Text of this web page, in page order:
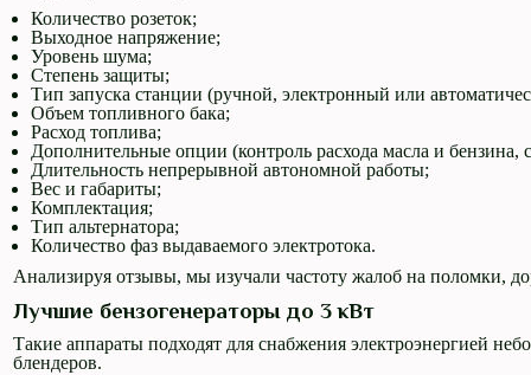
Количество розеток;
Выходное напряжение;
Уровень шума;
Степень защиты;
Тип запуска станции (ручной, электронный или
Объем топливного бака;
Расход топлива;
Дополнительные опции (контроль расхода масла и бензина,
Длительность непрерывной автономной работы;
Вес и габариты;
Комплектация;
Тип альтернатора;
Количество фаз выдаваемого электротока.
Анализируя отзывы, мы изучали частоту жалоб на поломки,
Лучшие бензогенераторы до 3 кВт
Такие аппараты подходят для снабжения электроэнергией
блендеров.